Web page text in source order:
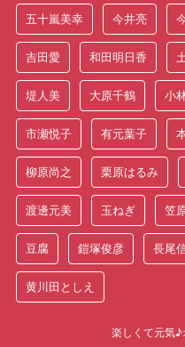
五十嵐美幸 今井亮
吉田愛 和田明日香
堤人美 大原千鶴 小
市瀬悦子 有元葉子
柳原尚之 栗原はるみ
渡邊元美 玉ねぎ 笠
豆腐 鎧塚俊彦 長尾
黄川田としえ
楽しくて元気